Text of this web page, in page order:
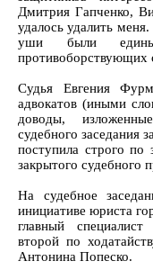
Дмитрия Гапченко,
удалось удалить
уши были едины
противоборствующих
Судья Евгения
адвокатов (иными
доводы,
судебного заседания
поступила строго по
закрытого судебного
На судебное
инициативе юриста
главный
второй по
Антонина Попеско.